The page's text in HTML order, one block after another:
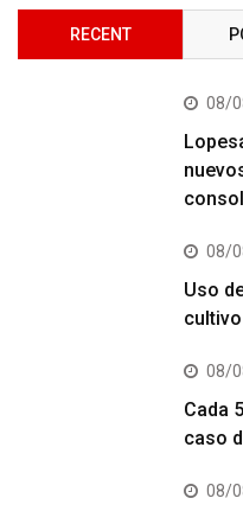
RECENT
08/
08/
Uso
08/
Cada
caso
08/